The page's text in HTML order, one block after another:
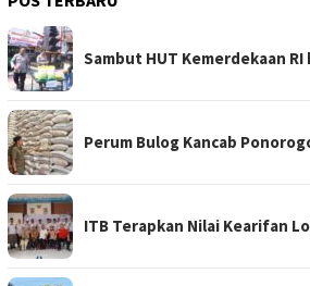
Sambut HUT Kemerdekaan
Perum Bulog Kancab
ITB Terapkan Nilai Kearifan